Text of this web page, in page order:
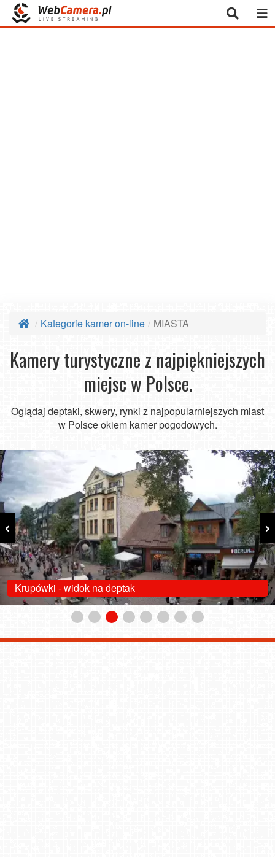
Kategorie kamer on-line MIASTA
Kamery turystyczne z najpiękniejszych
miejsc w Polsce.
Oglądaj deptaki, skwery, rynki z najpopularniejszych miast
w Polsce okiem kamer pogodowych.
Krupówki - widok na deptak
‹ ›